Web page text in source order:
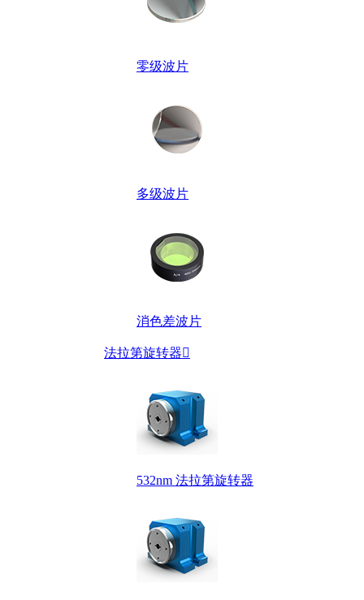
零级波片
多级波片
消色差波片
法拉第旋转器
532nm 法拉第旋转器